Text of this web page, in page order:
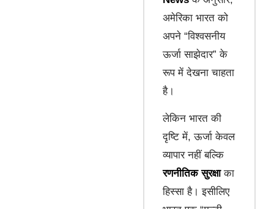
अमेरिका भारत को
अपने “विश्वसनीय
ऊर्जा साझेदार” के
रूप में देखना चाहता
है।
लेकिन भारत की
दृष्टि में, ऊर्जा केवल
व्यापार नहीं बल्कि
रणनीतिक सुरक्षाका
हिस्सा है। इसीलिए